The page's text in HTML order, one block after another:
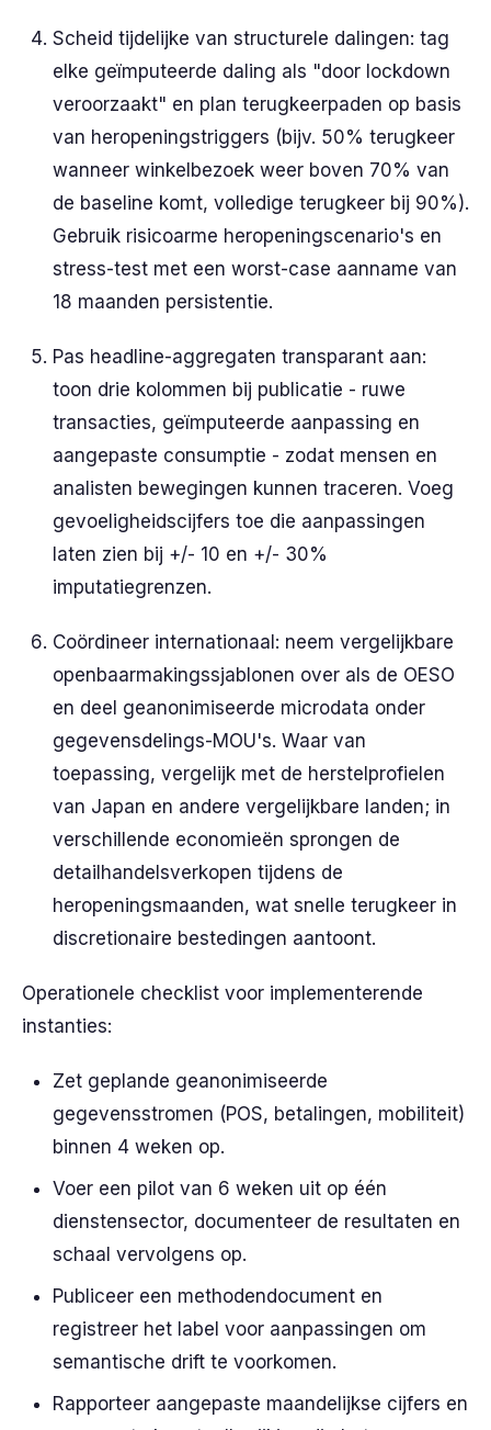
Scheid tijdelijke van structurele dalingen: tag
elke geïmputeerde daling als "door lockdown
veroorzaakt" en plan terugkeerpaden op basis
van heropeningstriggers (bijv. 50% terugkeer
wanneer winkelbezoek weer boven 70% van
de baseline komt, volledige terugkeer bij 90%).
Gebruik risicoarme heropeningscenario's en
stress-test met een worst-case aanname van
18 maanden persistentie.
Pas headline-aggregaten transparant aan:
toon drie kolommen bij publicatie - ruwe
transacties, geïmputeerde aanpassing en
aangepaste consumptie - zodat mensen en
analisten bewegingen kunnen traceren. Voeg
gevoeligheidscijfers toe die aanpassingen
laten zien bij +/- 10 en +/- 30%
imputatiegrenzen.
Coördineer internationaal: neem vergelijkbare
openbaarmakingssjablonen over als de OESO
en deel geanonimiseerde microdata onder
gegevensdelings-MOU's. Waar van
toepassing, vergelijk met de herstelprofielen
van Japan en andere vergelijkbare landen; in
verschillende economieën sprongen de
detailhandelsverkopen tijdens de
heropeningsmaanden, wat snelle terugkeer in
discretionaire bestedingen aantoont.
Operationele checklist voor implementerende
instanties:
Zet geplande geanonimiseerde
gegevensstromen (POS, betalingen, mobiliteit)
binnen 4 weken op.
Voer een pilot van 6 weken uit op één
dienstensector, documenteer de resultaten en
schaal vervolgens op.
Publiceer een methodendocument en
registreer het label voor aanpassingen om
semantische drift te voorkomen.
Rapporteer aangepaste maandelijkse cijfers en